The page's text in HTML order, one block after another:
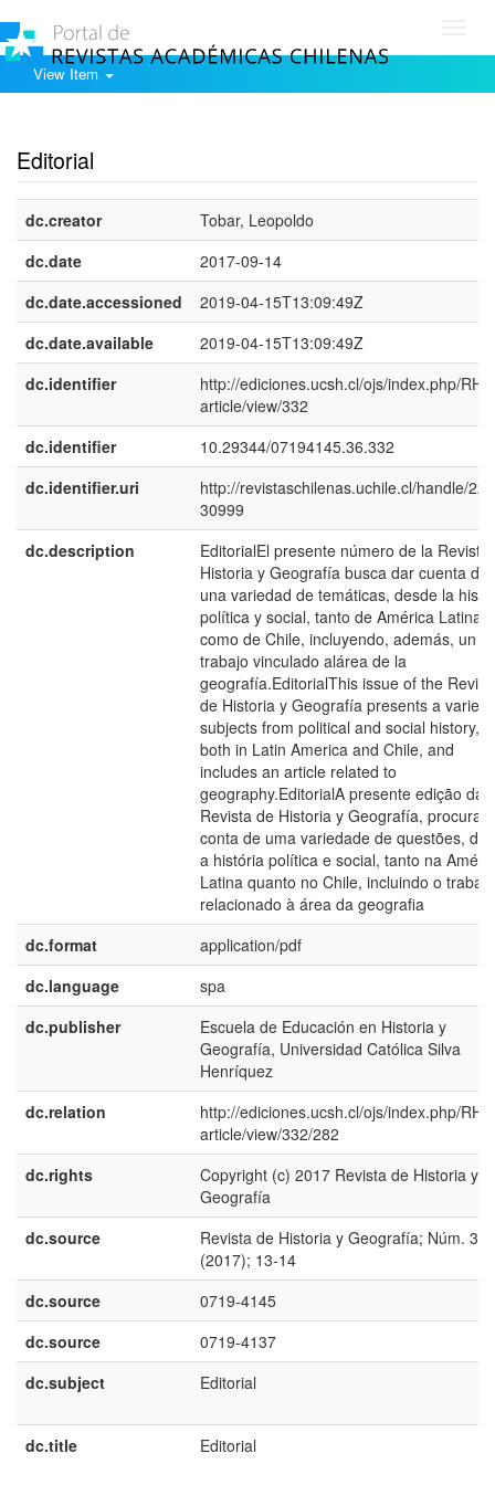
View Item
Editorial
dc.creator
Tobar, Leopoldo
dc.date
2017-09-14
dc.date.accessioned
2019-04-15T13:09:49Z
dc.date.available
2019-04-15T13:09:49Z
dc.identifier
http://ediciones.ucsh.cl/ojs/index.php/
article/view/332
dc.identifier
10.29344/07194145.36.332
dc.identifier.uri
http://revistaschilenas.uchile.cl/handle/
30999
dc.description
EditorialEl presente número de la Revista
Historia y Geografía busca dar cuenta de
una variedad de temáticas, desde la
política y social, tanto de América Latina
como de Chile, incluyendo, además, un
trabajo vinculado alárea de la
geografía.EditorialThis issue of the
de Historia y Geografía presents a
subjects from political and social history,
both in Latin America and Chile, and
includes an article related to
geography.EditorialA presente edição da
Revista de Historia y Geografía, procura
conta de uma variedade de questões,
a história política e social, tanto na
Latina quanto no Chile, incluindo o
relacionado à área da geografia
dc.format
application/pdf
dc.language
spa
dc.publisher
Escuela de Educación en Historia y
Geografía, Universidad Católica Silva
Henríquez
dc.relation
http://ediciones.ucsh.cl/ojs/index.php/
article/view/332/282
dc.rights
Copyright (c) 2017 Revista de Historia y
Geografía
dc.source
Revista de Historia y Geografía; Núm. 36
(2017); 13-14
dc.source
0719-4145
dc.source
0719-4137
dc.subject
Editorial
dc.title Editorial